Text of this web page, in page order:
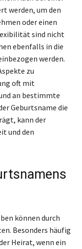
werden, um den
oder einen
sind nicht
ebenfalls in die
werden.
zu
oft mit
an bestimmte
Geburtsname die
kann der
und den
können durch
Besonders häufig
Heirat, wenn ein